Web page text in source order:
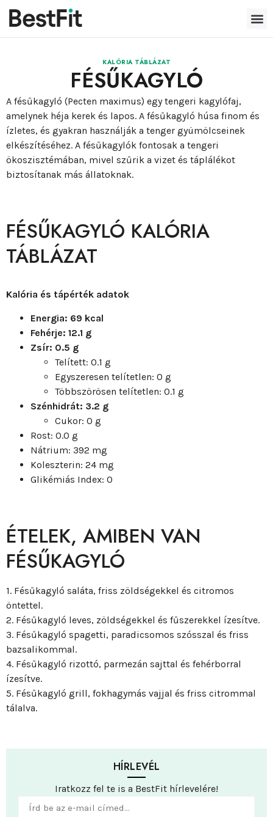
HÍRLEVÉL
Iratkozz fel te is a BestFit hírlevelére!
KALÓRIA TÁBLÁZAT
FÉSŰKAGYLÓ
A fésűkagyló (Pecten maximus) egy tengeri kagylófaj,
amelynek héja kerek és lapos. A fésűkagyló húsa finom és
ízletes, és gyakran használják a tenger gyümölcseinek
elkészítéséhez. A fésűkagylók fontosak a tengeri
ökoszisztémában, mivel szűrik a vizet és táplálékot
biztosítanak más állatoknak.
FÉSŰKAGYLÓ KALÓRIA
TÁBLÁZAT
Kalória és tápérték adatok
Energia: 69 kcal
Fehérje: 12.1 g
Zsír: 0.5 g
Telített: 0.1 g
Egyszeresen telítetlen: 0 g
Többszörösen telítetlen: 0.1 g
Szénhidrát: 3.2 g
Cukor: 0 g
Rost: 0.0 g
Nátrium: 392 mg
Koleszterin: 24 mg
Glikémiás Index: 0
ÉTELEK, AMIBEN VAN
FÉSŰKAGYLÓ
1. Fésűkagyló saláta, friss zöldségekkel és citromos
öntettel.
2. Fésűkagyló leves, zöldségekkel és fűszerekkel ízesítve.
3. Fésűkagyló spagetti, paradicsomos szósszal és friss
bazsalikommal.
4. Fésűkagyló rizottó, parmezán sajttal és fehérborral
ízesítve.
5. Fésűkagyló grill, fokhagymás vajjal és friss citrommal
tálalva.